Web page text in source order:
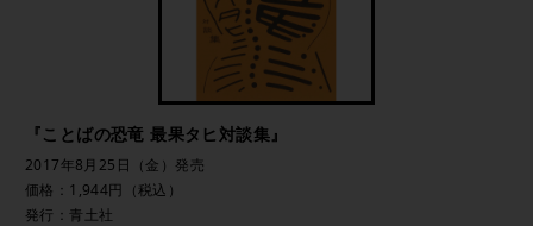
『ことばの恐竜 最果タヒ対談集』
2017年8月25日（金）発売
価格：1,944円（税込）
発行：青土社